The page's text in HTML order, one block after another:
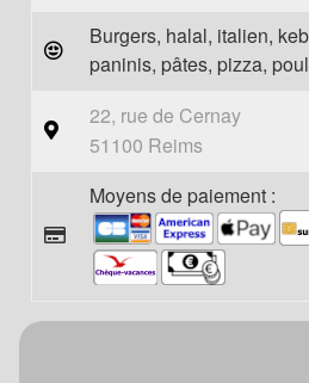
Burgers, halal, italien,
paninis, pâtes, pizza,
22, rue de Cernay
51100 Reims
Moyens de paiement :